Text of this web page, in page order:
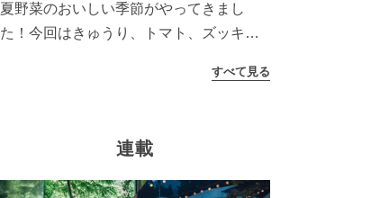
夏野菜のおいしい季節がやってきまし
た！今回はきゅうり、トマト、ズッキー
太陽の光をたっぷりあびた夏野菜は栄養
すべて見る
連載